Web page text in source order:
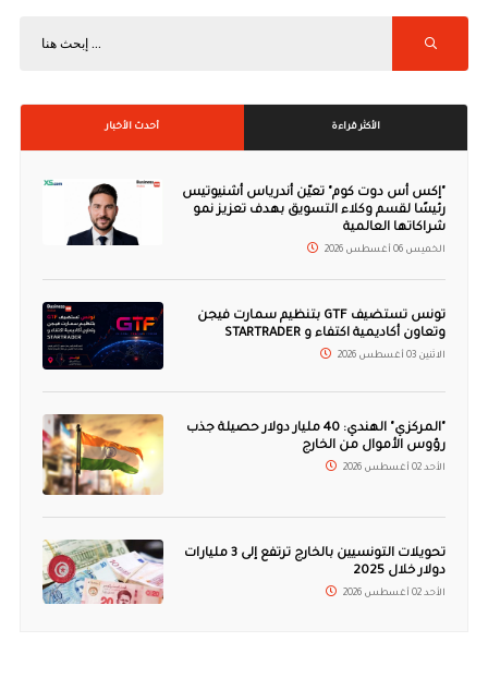
الأكثر قراءة أحدث الأخبار
"إكس أس دوت كوم" تعيّن أندرياس أشنيوتيس
رئيسًا لقسم وكلاء التسويق بهدف تعزيز نمو
شراكاتها العالمية
الخميس 06 أغسطس 2026
تونس تستضيف GTF بتنظيم سمارت فيجن
وتعاون أكاديمية اكتفاء و STARTRADER
الاثنين 03 أغسطس 2026
"المركزي" الهندي: 40 مليار دولار حصيلة جذب
رؤوس الأموال من الخارج
الأحد 02 أغسطس 2026
تحويلات التونسيين بالخارج ترتفع إلى 3 مليارات
دولار خلال 2025
الأحد 02 أغسطس 2026